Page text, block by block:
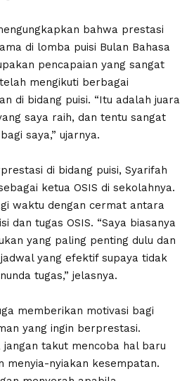
bahwa prestasi
di lomba puisi Bulan Bahasa
pencapaian yang sangat
mengikuti berbagai
di bidang puisi. “Itu adalah juara
saya raih, dan tentu sangat
saya,” ujarnya.
di bidang puisi, Syarifah
ketua OSIS di sekolahnya.
waktu dengan cermat antara
dan tugas OSIS. “Saya biasanya
yang paling penting dulu dan
yang efektif supaya tidak
tugas,” jelasnya.
memberikan motivasi bagi
yang ingin berprestasi.
jangan takut mencoba hal baru
menyia-nyiakan kesempatan.